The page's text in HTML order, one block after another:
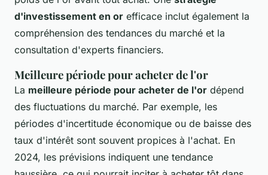
d'investissement en or efficace inclut également la
compréhension des tendances du marché et la
consultation d'experts financiers.
Meilleure période pour acheter de l'or
La meilleure période pour acheter de l'or dépend
des fluctuations du marché. Par exemple, les
périodes d'incertitude économique ou de baisse des
taux d'intérêt sont souvent propices à l'achat. En
2024, les prévisions indiquent une tendance